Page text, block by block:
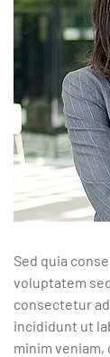
Sed quia
voluptatem
consectetur
incididunt ut
minim